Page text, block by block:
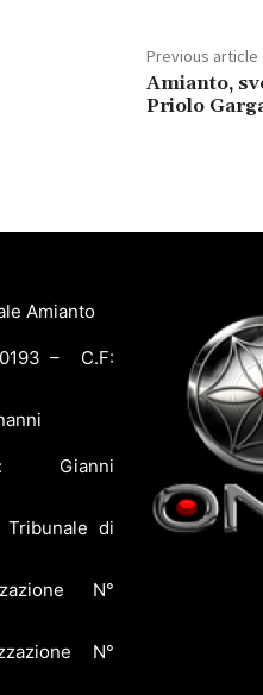
Previous article
Amianto,
Priolo
Amianto
– C.F:
Gianni
Tribunale di
N°
N°